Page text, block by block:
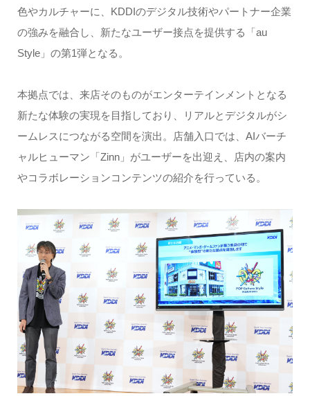
色やカルチャーに、KDDIのデジタル技術やパートナー企業
の強みを融合し、新たなユーザー接点を提供する「au
Style」の第1弾となる。
本拠点では、来店そのものがエンターテインメントとなる
新たな体験の実現を目指しており、リアルとデジタルがシ
ームレスにつながる空間を演出。店舗入口では、AIバーチ
ャルヒューマン「Zinn」がユーザーを出迎え、店内の案内
やコラボレーションコンテンツの紹介を行っている。